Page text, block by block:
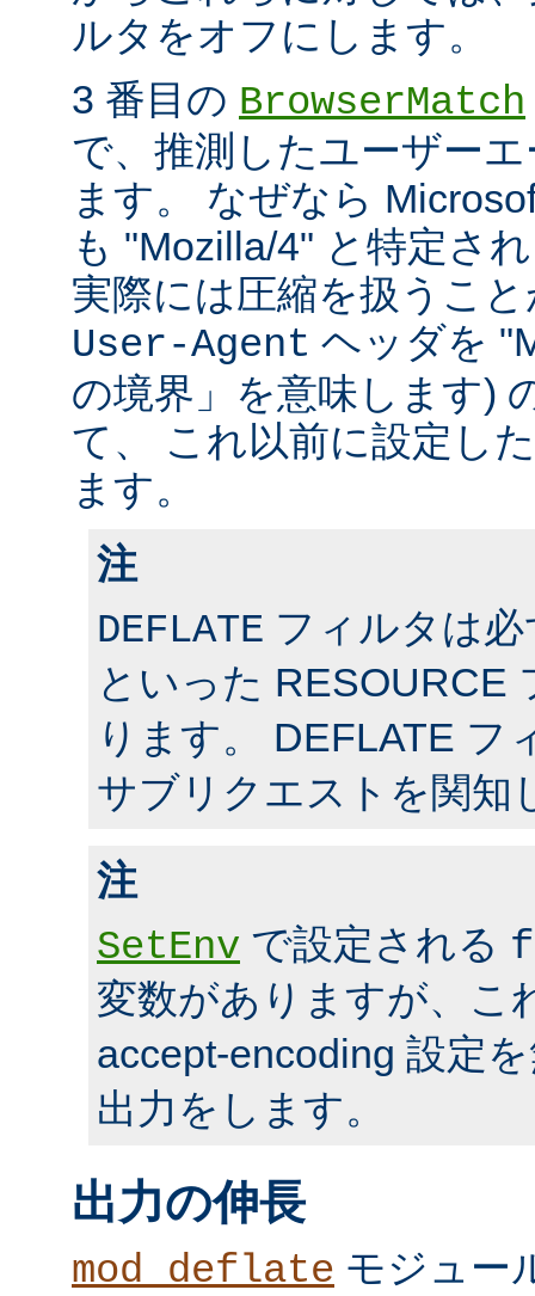
ルタをオフにします。
3 番目の BrowserMatch
で、推測したユーザー
ます。 なぜなら
も "Mozilla/4" と特定さ
実際には圧縮を扱うこ
User-Agent ヘッダを
の境界」を意味します)
て、 これ以前に設定し
ます。
注
DEFLATE フィルタは
といった RESOURCE
ります。 DEFLATE フ
サブリクエストを関知
注
SetEnv で設定される
変数がありますが、こ
accept-encoding 設定
出力をします。
出力の伸長
mod_deflate モジュー